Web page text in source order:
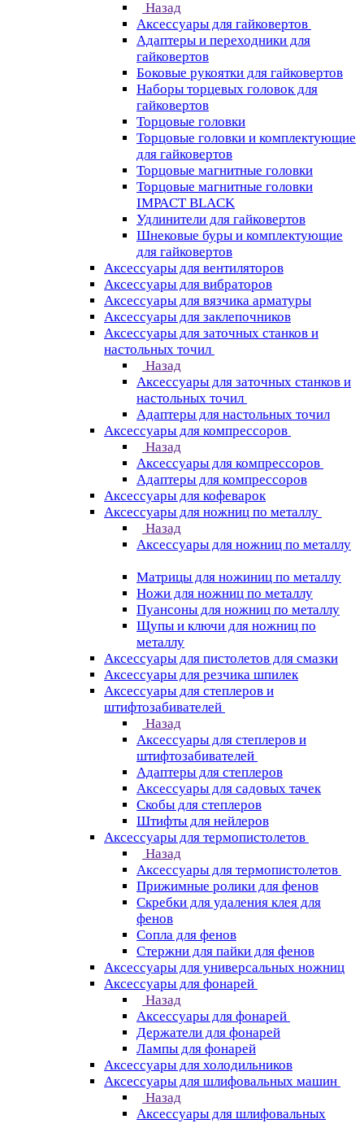
Назад
Аксессуары для гайковертов
Адаптеры и переходники для
гайковертов
Боковые рукоятки для гайковертов
Наборы торцевых головок для
гайковертов
Торцовые головки
Торцовые головки и комплектующие
для гайковертов
Торцовые магнитные головки
Торцовые магнитные головки
IMPACT BLACK
Удлинители для гайковертов
Шнековые буры и комплектующие
для гайковертов
Аксессуары для вентиляторов
Аксессуары для вибраторов
Аксессуары для вязчика арматуры
Аксессуары для заклепочников
Аксессуары для заточных станков и
настольных точил
Назад
Аксессуары для заточных станков и
настольных точил
Адаптеры для настольных точил
Аксессуары для компрессоров
Назад
Аксессуары для компрессоров
Адаптеры для компрессоров
Аксессуары для кофеварок
Аксессуары для ножниц по металлу
Назад
Аксессуары для ножниц по металлу
Матрицы для ножиниц по металлу
Ножи для ножниц по металлу
Пуансоны для ножниц по металлу
Щупы и ключи для ножниц по
металлу
Аксессуары для пистолетов для смазки
Аксессуары для резчика шпилек
Аксессуары для степлеров и
штифтозабивателей
Назад
Аксессуары для степлеров и
штифтозабивателей
Адаптеры для степлеров
Аксессуары для садовых тачек
Скобы для степлеров
Штифты для нейлеров
Аксессуары для термопистолетов
Назад
Аксессуары для термопистолетов
Прижимные ролики для фенов
Скребки для удаления клея для
фенов
Сопла для фенов
Стержни для пайки для фенов
Аксессуары для универсальных ножниц
Аксессуары для фонарей
Назад
Аксессуары для фонарей
Держатели для фонарей
Лампы для фонарей
Аксессуары для холодильников
Аксессуары для шлифовальных машин
Назад
Аксессуары для шлифовальных